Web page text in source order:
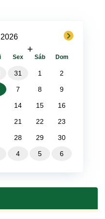
+
next
Sex Sáb Dom
31 1 2
7 8 9
14 15 16
21 22 23
28 29 30
4 5 6